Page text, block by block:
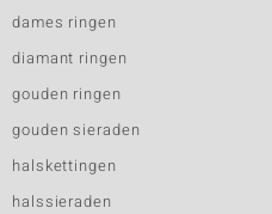
dames ringen
diamant ringen
gouden ringen
gouden sieraden
halskettingen
halssieraden